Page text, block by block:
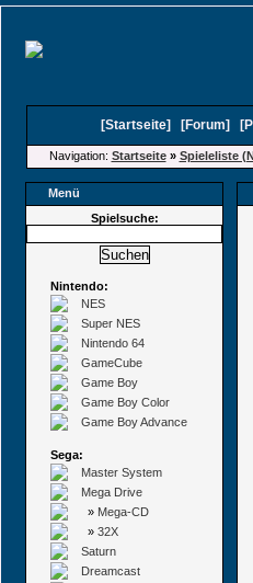
[Startseite] [Forum] [
Navigation: Startseite» Spieleliste
Menü
Spielsuche:
Nintendo:
NES
Super NES
Nintendo 64
GameCube
Game Boy
Game Boy Color
Game Boy Advance
Sega:
Master System
Mega Drive
» Mega-CD
» 32X
Saturn
Dreamcast